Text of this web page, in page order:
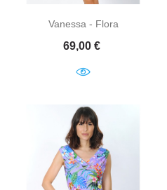
Vanessa - Flora
Prix
69,00 €